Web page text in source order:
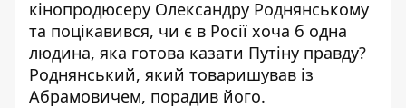
кінопродюсеру Олександру Роднянському
та поцікавився, чи є в Росії хоча б одна
людина, яка готова казати Путіну правду?
Роднянський, який товаришував із
Абрамовичем, порадив його.